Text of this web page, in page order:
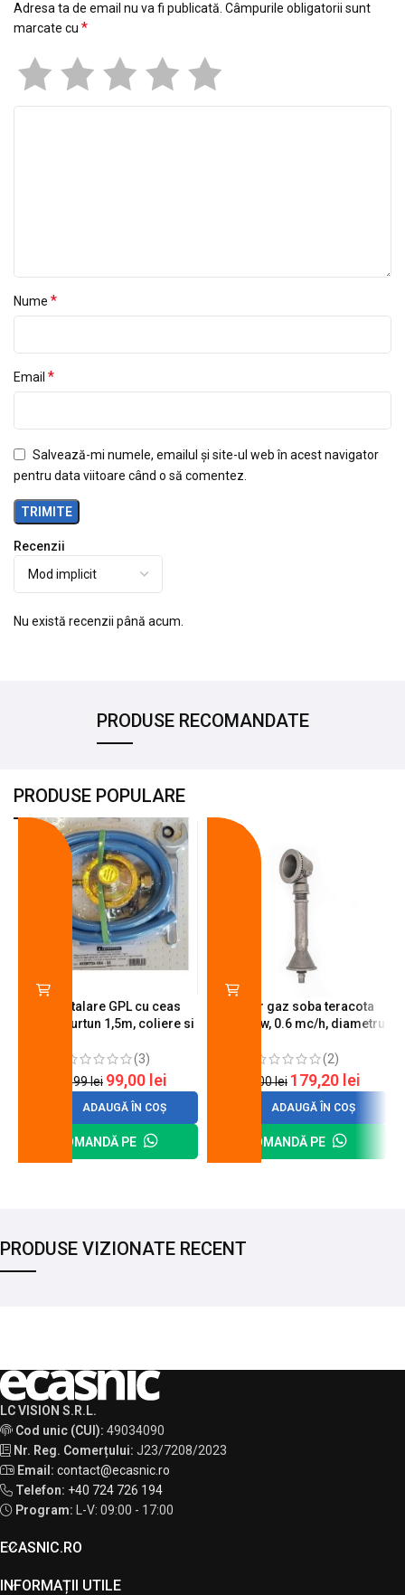
Recenzii
Nu există recenzii până acum.
Adresa ta de email nu va fi publicată. Câmpurile obligatorii sunt
marcate cu *
Nume *
Email *
Salvează-mi numele, emailul și site-ul web în acest navigator
pentru data viitoare când o să comentez.
PRODUSE RECOMANDATE
PRODUSE POPULARE
Kit instalare GPL cu ceas
butelie, furtun 1,5m, coliere si
(3)
120,99lei 99,00 lei
ADAUGĂ ÎN COȘ
COMANDĂ PE
Arzator gaz soba teracota
A600, 6 kw, 0.6 mc/h, diametru
(2)
200,00lei 179,20 lei
ADAUGĂ ÎN COȘ
COMANDĂ PE
PRODUSE VIZIONATE RECENT
LC VISION S.R.L.
Cod unic (CUI): 49034090
Nr. Reg. Comerțului: J23/7208/2023
Email: contact@ecasnic.ro
Telefon: +40 724 726 194
Program:
L-V: 09:00 - 17:00
ECASNIC.RO
INFORMAȚII UTILE